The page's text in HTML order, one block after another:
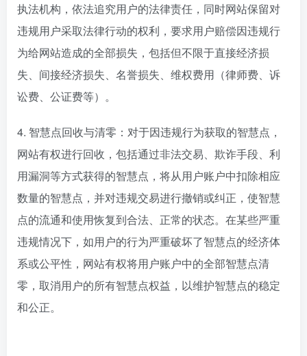
执法机构，依法追究用户的法律责任，同时网站保留对
违规用户采取法律行动的权利，要求用户赔偿因违规行
为给网站造成的全部损失，包括但不限于直接经济损
失、间接经济损失、名誉损失、维权费用（律师费、诉
讼费、公证费等）。
4. 智慧点回收与清零：对于因违规行为获取的智慧点，
网站有权进行回收，包括通过非法交易、欺诈手段、利
用漏洞等方式获得的智慧点，将从用户账户中扣除相应
数量的智慧点，并对违规交易进行撤销或纠正，使智慧
点的流通和使用恢复到合法、正常的状态。在某些严重
违规情况下，如用户的行为严重破坏了智慧点的经济体
系或公平性，网站有权将用户账户中的全部智慧点清
零，取消用户的所有智慧点权益，以维护智慧点的稳定
和公正。